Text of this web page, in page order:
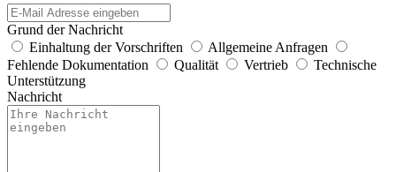
Grund der Nachricht
Einhaltung der Vorschriften
Allgemeine Anfragen
Fehlende Dokumentation
Qualität Vertrieb
Technische
Unterstützung
Nachricht